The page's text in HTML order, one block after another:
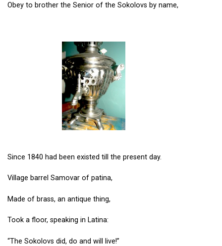
Obey to brother the Senior of the Sokolovs by name,
Since 1840 had been existed till the present day.
Village barrel Samovar of patina,
Made of brass, an antique thing,
Took a floor, speaking in Latina:
“The Sokolovs did, do and will live!”